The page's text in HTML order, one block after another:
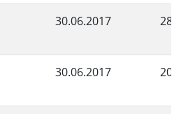
30.06.2017
30.06.2017